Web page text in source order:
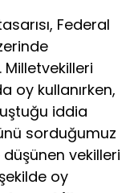
Federal
Milletvekilleri
oy kullanırken,
iddia
sorduğumuz
vekilleri
oy